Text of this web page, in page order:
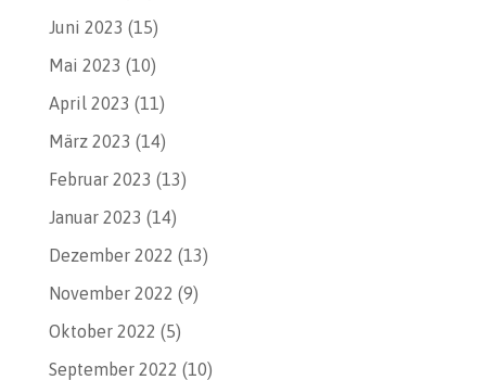
Juni 2023 (15)
Mai 2023 (10)
April 2023 (11)
März 2023 (14)
Februar 2023 (13)
Januar 2023 (14)
Dezember 2022 (13)
November 2022 (9)
Oktober 2022 (5)
September 2022 (10)